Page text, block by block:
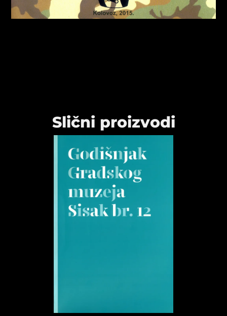
Slični proizvodi